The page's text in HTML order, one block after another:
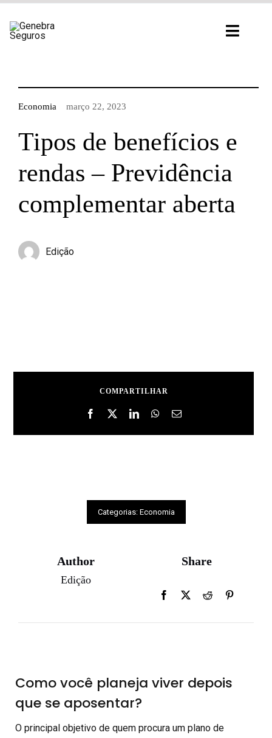
para
Economia março 22, 2023
Tipos de benefícios e
rendas – Previdência
complementar aberta
Edição
COMPARTILHAR
Categorias: Economia
Author
Edição
Share
Como você planeja viver depois
que se aposentar?
O principal objetivo de quem procura um plano de